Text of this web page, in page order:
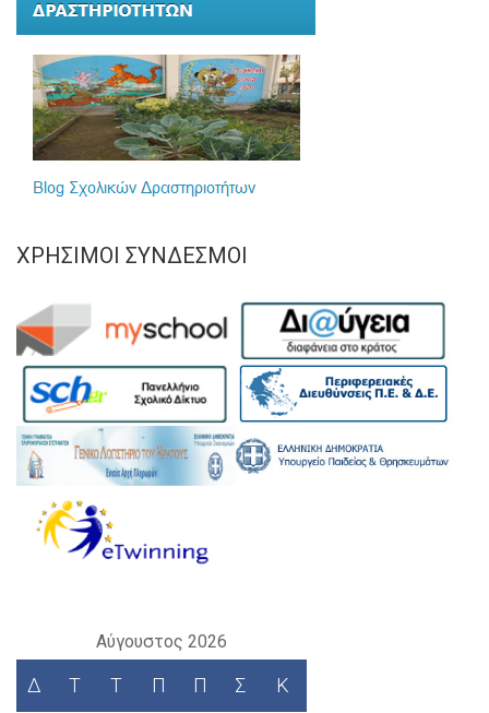
ΧΡΉΣΙΜΟΙ ΣΎΝΔΕΣΜΟΙ
Αύγουστος 2026
Δ Τ Τ Π Π Σ Κ